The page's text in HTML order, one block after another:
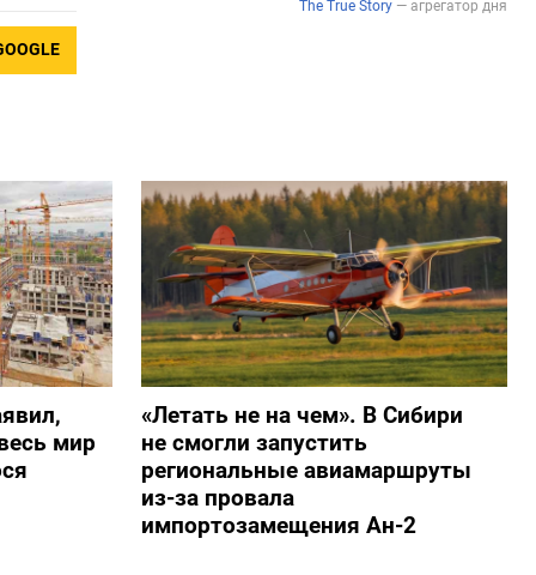
мир
«Летать не на чем». В Сибири
не смогли запустить
региональные авиамаршруты
из-за провала
импортозамещения Ан-2